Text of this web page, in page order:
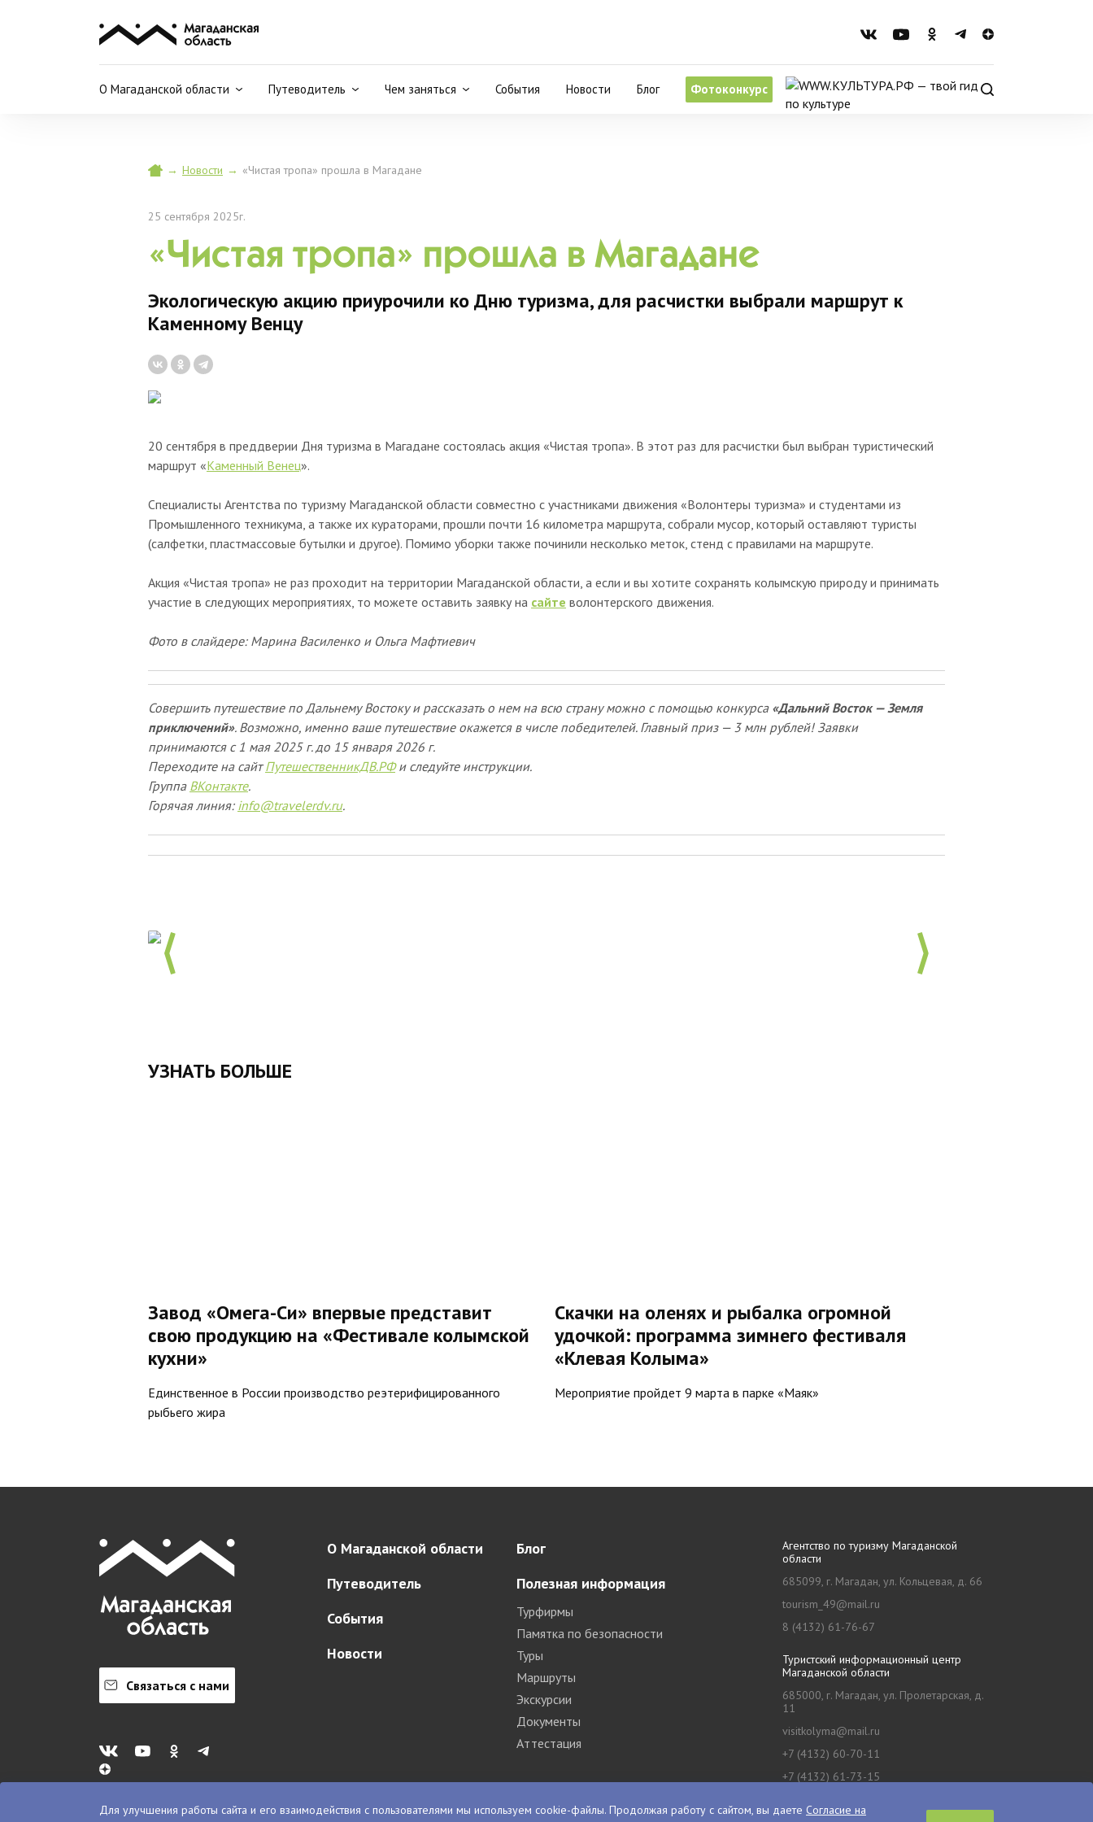
О Магаданской области Путеводитель Чем заняться События Новости Блог Фотоконкурс
→ Новости → «Чистая тропа» прошла в Магадане
25 сентября 2025г.
«Чистая тропа» прошла в Магадане
Экологическую акцию приурочили ко Дню туризма, для расчистки выбрали маршрут к
Каменному Венцу
20 сентября в преддверии Дня туризма в Магадане состоялась акция «Чистая тропа». В этот раз для расчистки был выбран туристический
маршрут «Каменный Венец».
Специалисты Агентства по туризму Магаданской области совместно с участниками движения «Волонтеры туризма» и студентами из
Промышленного техникума, а также их кураторами, прошли почти 16 километра маршрута, собрали мусор, который оставляют туристы
(салфетки, пластмассовые бутылки и другое). Помимо уборки также починили несколько меток, стенд с правилами на маршруте.
Акция «Чистая тропа» не раз проходит на территории Магаданской области, а если и вы хотите сохранять колымскую природу и принимать
участие в следующих мероприятиях, то можете оставить заявку на сайте волонтерского движения.
Фото в слайдере: Марина Василенко и Ольга Мафтиевич
Совершить путешествие по Дальнему Востоку и рассказать о нем на всю страну можно с помощью конкурса «Дальний Восток — Земля
приключений». Возможно, именно ваше путешествие окажется в числе победителей. Главный приз — 3 млн рублей! Заявки
принимаются с 1 мая 2025 г. до 15 января 2026 г.
Переходите на сайтПутешественникДВ.РФи следуйте инструкции.
Группа ВКонтакте.
Горячая линия: info@travelerdv.ru.
УЗНАТЬ БОЛЬШЕ
Завод «Омега-Си» впервые представит
свою продукцию на «Фестивале колымской
кухни»
Единственное в России производство реэтерифицированного
рыбьего жира
Скачки на оленях и рыбалка огромной
удочкой: программа зимнего фестиваля
«Клевая Колыма»
Мероприятие пройдет 9 марта в парке «Маяк»
Связаться с нами
О Магаданской области
Путеводитель
События
Новости
Блог
Полезная информация
Турфирмы
Памятка по безопасности
Туры
Маршруты
Экскурсии
Документы
Аттестация
Агентство по туризму Магаданской
области
685099, г. Магадан, ул. Кольцевая, д. 66
tourism_49@mail.ru
8 (4132) 61-76-67
Туристский информационный центр
Магаданской области
685000, г. Магадан, ул. Пролетарская, д.
11
visitkolyma@mail.ru
+7 (4132) 60-70-11
+7 (4132) 61-73-15
Для улучшения работы сайта и его взаимодействия с пользователями мы используем cookie-файлы. Продолжая работу с сайтом, вы даете Согласие на